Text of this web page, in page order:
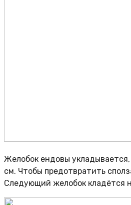
Желобок ендовы укладывается,
см. Чтобы предотвратить
Следующий желобок кладётся